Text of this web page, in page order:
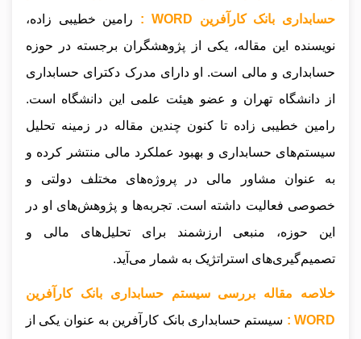
حسابداری بانک کارآفرین WORD :
رامین خطیبی زاده،
نویسنده این مقاله، یکی از پژوهشگران برجسته در حوزه
حسابداری و مالی است. او دارای مدرک دکترای حسابداری
از دانشگاه تهران و عضو هیئت علمی این دانشگاه است.
رامین خطیبی زاده تا کنون چندین مقاله در زمینه تحلیل
سیستم‌های حسابداری و بهبود عملکرد مالی منتشر کرده و
به عنوان مشاور مالی در پروژه‌های مختلف دولتی و
خصوصی فعالیت داشته است. تجربه‌ها و پژوهش‌های او در
این حوزه، منبعی ارزشمند برای تحلیل‌های مالی و
تصمیم‌گیری‌های استراتژیک به شمار می‌آید.
خلاصه مقاله بررسی سیستم حسابداری بانک کارآفرین
WORD :
سیستم حسابداری بانک کارآفرین به عنوان یکی از